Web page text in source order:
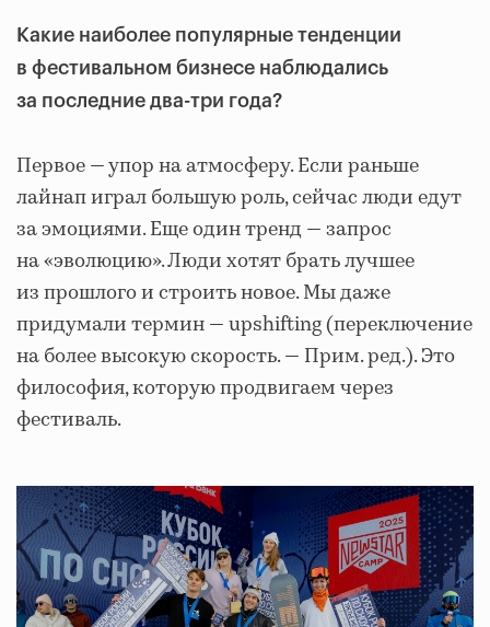
Какие наиболее популярные тенденции
в фестивальном бизнесе наблюдались
за последние два-три года?
Первое — упор на атмосферу. Если раньше
лайнап играл большую роль, сейчас люди едут
за эмоциями. Еще один тренд — запрос
на «эволюцию». Люди хотят брать лучшее
из прошлого и строить новое. Мы даже
придумали термин — upshifting (переключение
на более высокую скорость. — Прим. ред.). Это
философия, которую продвигаем через
фестиваль.